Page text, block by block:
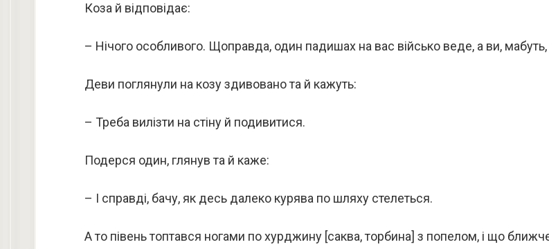
Коза й відповідає:
– Нічого особливого. Щоправда, один падишах на вас військо веде, а ви, мабуть,
Деви поглянули на козу здивовано та й кажуть:
– Треба вилізти на стіну й подивитися.
Подерся один, глянув та й каже:
– І справді, бачу, як десь далеко курява по шляху стелеться.
А то півень топтався ногами по хурджину [саква, торбина] з попелом, і що